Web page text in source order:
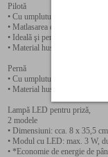
Pilotă
• Cu umplutură voluminoasă
• Matlasarea elaborată
• Ideală şi pentru perioada de
• Material husă: 100%
Pernă
• Cu umplutură voluminoasă
• Material husă: 100%
Lampă LED pentru priză,
2 modele
• Dimensiuni: cca. 8 x 35,5
• Modul cu LED: max. 3 W,
• *Economie de energie de